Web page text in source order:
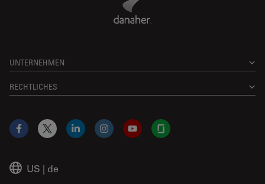
UNTERNEHMEN
RECHTLICHES
US | de
Facebook
X LinkedInInstagramYouTubeGlassdoor